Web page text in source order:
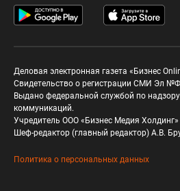
Деловая электронная газета «Бизнес
Свидетельство о регистрации СМИ Эл
Выдано федеральной службой по
коммуникаций.
Учредитель ООО «Бизнес Медия Холдинг»
Шеф-редактор (главный редактор) А.В.
Политика о персональных данных